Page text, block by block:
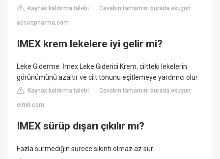
Kaynak kaldırma talebi |Cevabın tamamını burada okuyun:
assospharma.com
IMEX krem lekelere iyi gelir mi?
Leke Giderme: İmex Leke Giderici Krem, ciltteki lekelerin
görünümünü azaltır ve cilt tonunu eşitlemeye yardımcı olur.
Kaynak kaldırma talebi |Cevabın tamamını burada okuyun:
cimri.com
IMEX sürüp dışarı çıkılır mı?
Fazla sürmediğin sürece sıkıntı olmaz az sür.